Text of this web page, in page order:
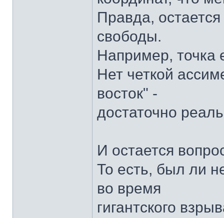
Правда,
свободы.
Например, точка
Нет четкой
восток" -
достаточно
И остается
То есть, был ли
во время
гигантского